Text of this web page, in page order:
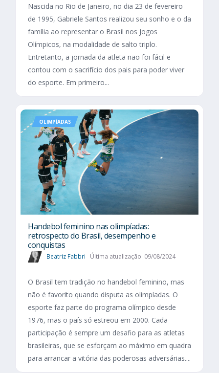
Nascida no Rio de Janeiro, no dia 23 de fevereiro
de 1995, Gabriele Santos realizou seu sonho e o da
família ao representar o Brasil nos Jogos
Olímpicos, na modalidade de salto triplo.
Entretanto, a jornada da atleta não foi fácil e
contou com o sacrifício dos pais para poder viver
do esporte. Em primeiro...
OLIMPÍADAS
Handebol feminino nas olimpíadas:
retrospecto do Brasil, desempenho e
conquistas
Beatriz Fabbri Última atualização: 09/08/2024
O Brasil tem tradição no handebol feminino, mas
não é favorito quando disputa as olimpíadas. O
esporte faz parte do programa olímpico desde
1976, mas o país só estreou em 2000. Cada
participação é sempre um desafio para as atletas
brasileiras, que se esforçam ao máximo em quadra
para arrancar a vitória das poderosas adversárias....